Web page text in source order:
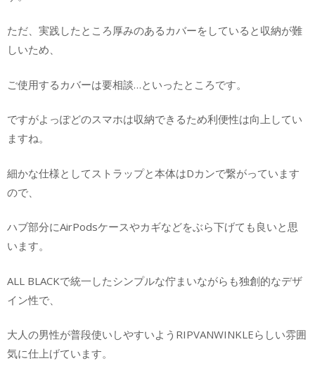
ただ、実践したところ厚みのあるカバーをしていると収納が難
しいため、
ご使用するカバーは要相談…といったところです。
ですがよっぽどのスマホは収納できるため利便性は向上してい
ますね。
細かな仕様としてストラップと本体はDカンで繋がっています
ので、
ハブ部分にAirPodsケースやカギなどをぶら下げても良いと思
います。
ALL BLACKで統一したシンプルな佇まいながらも独創的なデザ
イン性で、
大人の男性が普段使いしやすいようRIPVANWINKLEらしい雰囲
気に仕上げています。